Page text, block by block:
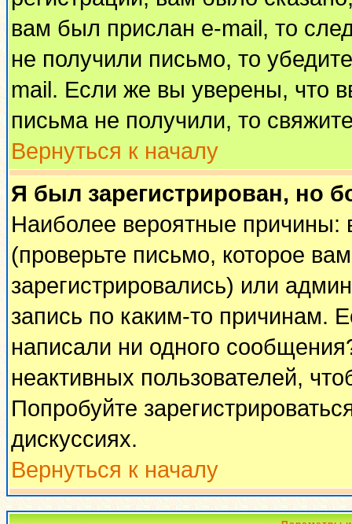
вам был прислан e-mail, то
не получили письмо, то
mail. Если же вы уверены, что
письма не получили, то
Вернуться к началу
Я был зарегистрирован, но
Наиболее вероятные причины:
(проверьте письмо, которое
зарегистрировались) или
запись по каким-то причинам.
написали ни одного
неактивных пользователей,
Попробуйте
дискуссиях.
Вернуться к началу